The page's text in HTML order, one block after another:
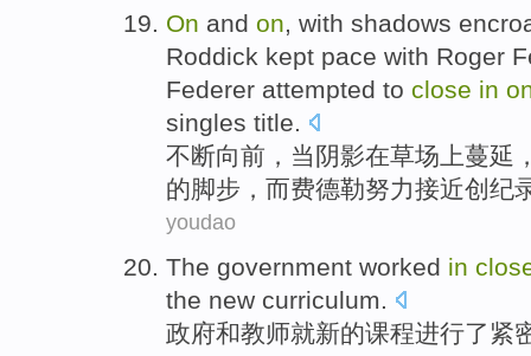
On and on, with shadows
Roddick kept pace with Roger
Federer attempted to close in
singles title.
不断向前 ，当 阴影在草场 上蔓延
的脚步 ，而费德勒努力接近创纪
youdao
The government worked in
the new curriculum.
政府和教师就新的课程进行了 紧